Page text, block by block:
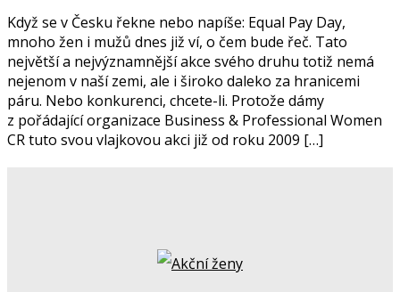
Když se v Česku řekne nebo napíše: Equal Pay Day,
mnoho žen i mužů dnes již ví, o čem bude řeč. Tato
největší a nejvýznamnější akce svého druhu totiž nemá
nejenom v naší zemi, ale i široko daleko za hranicemi
páru. Nebo konkurenci, chcete-li. Protože dámy
z pořádající organizace Business & Professional Women
CR tuto svou vlajkovou akci již od roku 2009 […]